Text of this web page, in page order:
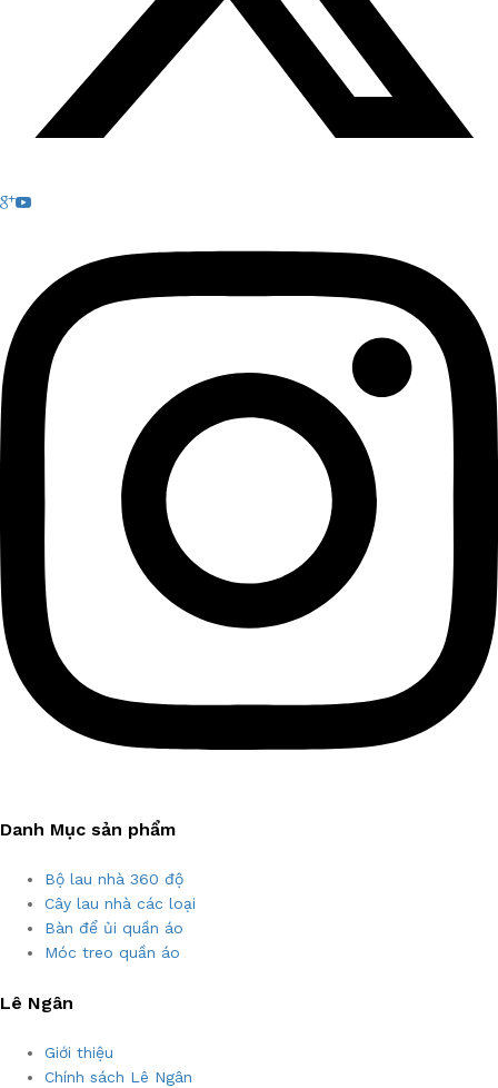
Danh Mục sản phẩm
Bộ lau nhà 360 độ
Cây lau nhà các loại
Bàn để ủi quần áo
Móc treo quần áo
Lê Ngân
Giới thiệu
Chính sách Lê Ngân